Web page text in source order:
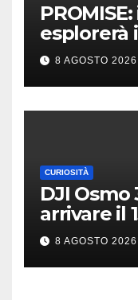
esplorerà
Cosa
8 AGOSTO 2026
CURIOSITÀ
DJI
arrivare il
teaser
8 AGOSTO 2026